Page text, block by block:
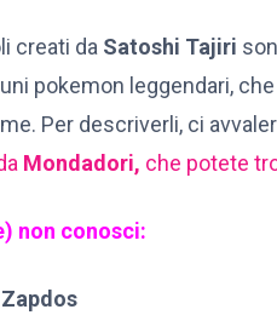
creati da Satoshi Tajiri
pokemon leggendari,
Per descriverli, ci
Mondadori, che potete
non conosci: